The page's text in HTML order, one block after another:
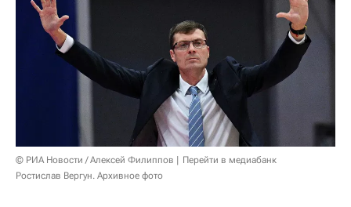
© РИА Новости / Алексей Филиппов
Перейти в медиабанк
Ростислав Вергун. Архивное фото